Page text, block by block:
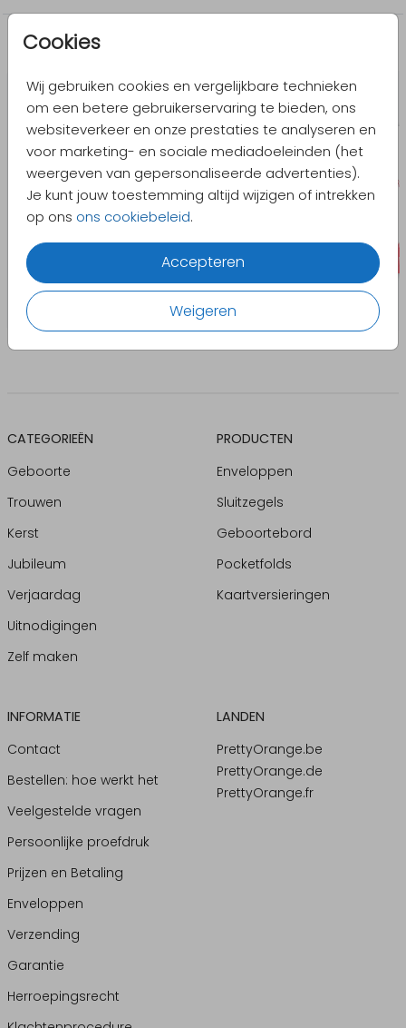
Cookies
Wij gebruiken cookies en vergelijkbare technieken
om een betere gebruikerservaring te bieden, ons
websiteverkeer en onze prestaties te analyseren en
voor marketing- en sociale mediadoeleinden (het
weergeven van gepersonaliseerde advertenties).
Je kunt jouw toestemming altijd wijzigen of intrekken
op ons ons cookiebeleid.
Accepteren
Weigeren
Meer in dezelfde stijl
CATEGORIEËN
Geboorte
Trouwen
Kerst
Jubileum
Verjaardag
Uitnodigingen
Zelf maken
PRODUCTEN
Enveloppen
Sluitzegels
Geboortebord
Pocketfolds
Kaartversieringen
INFORMATIE
Contact
Bestellen: hoe werkt het
Veelgestelde vragen
Persoonlijke proefdruk
Prijzen en Betaling
Enveloppen
Verzending
Garantie
Herroepingsrecht
LANDEN
PrettyOrange.be
PrettyOrange.de
PrettyOrange.fr